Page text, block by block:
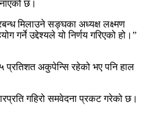
छ।
मिलाउने सङ्घका अध्यक्ष लक्ष्मण
उद्देश्यले यो निर्णय गरिएको हो।”
प्रतिशत अकुपेन्सि रहेको भए पनि हाल
गहिरो समवेदना प्रकट गरेको छ।